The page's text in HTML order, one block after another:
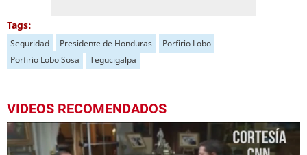
Tags:
Seguridad Presidente de Honduras
Porfirio Lobo
Porfirio Lobo Sosa
Tegucigalpa
VIDEOS RECOMENDADOS